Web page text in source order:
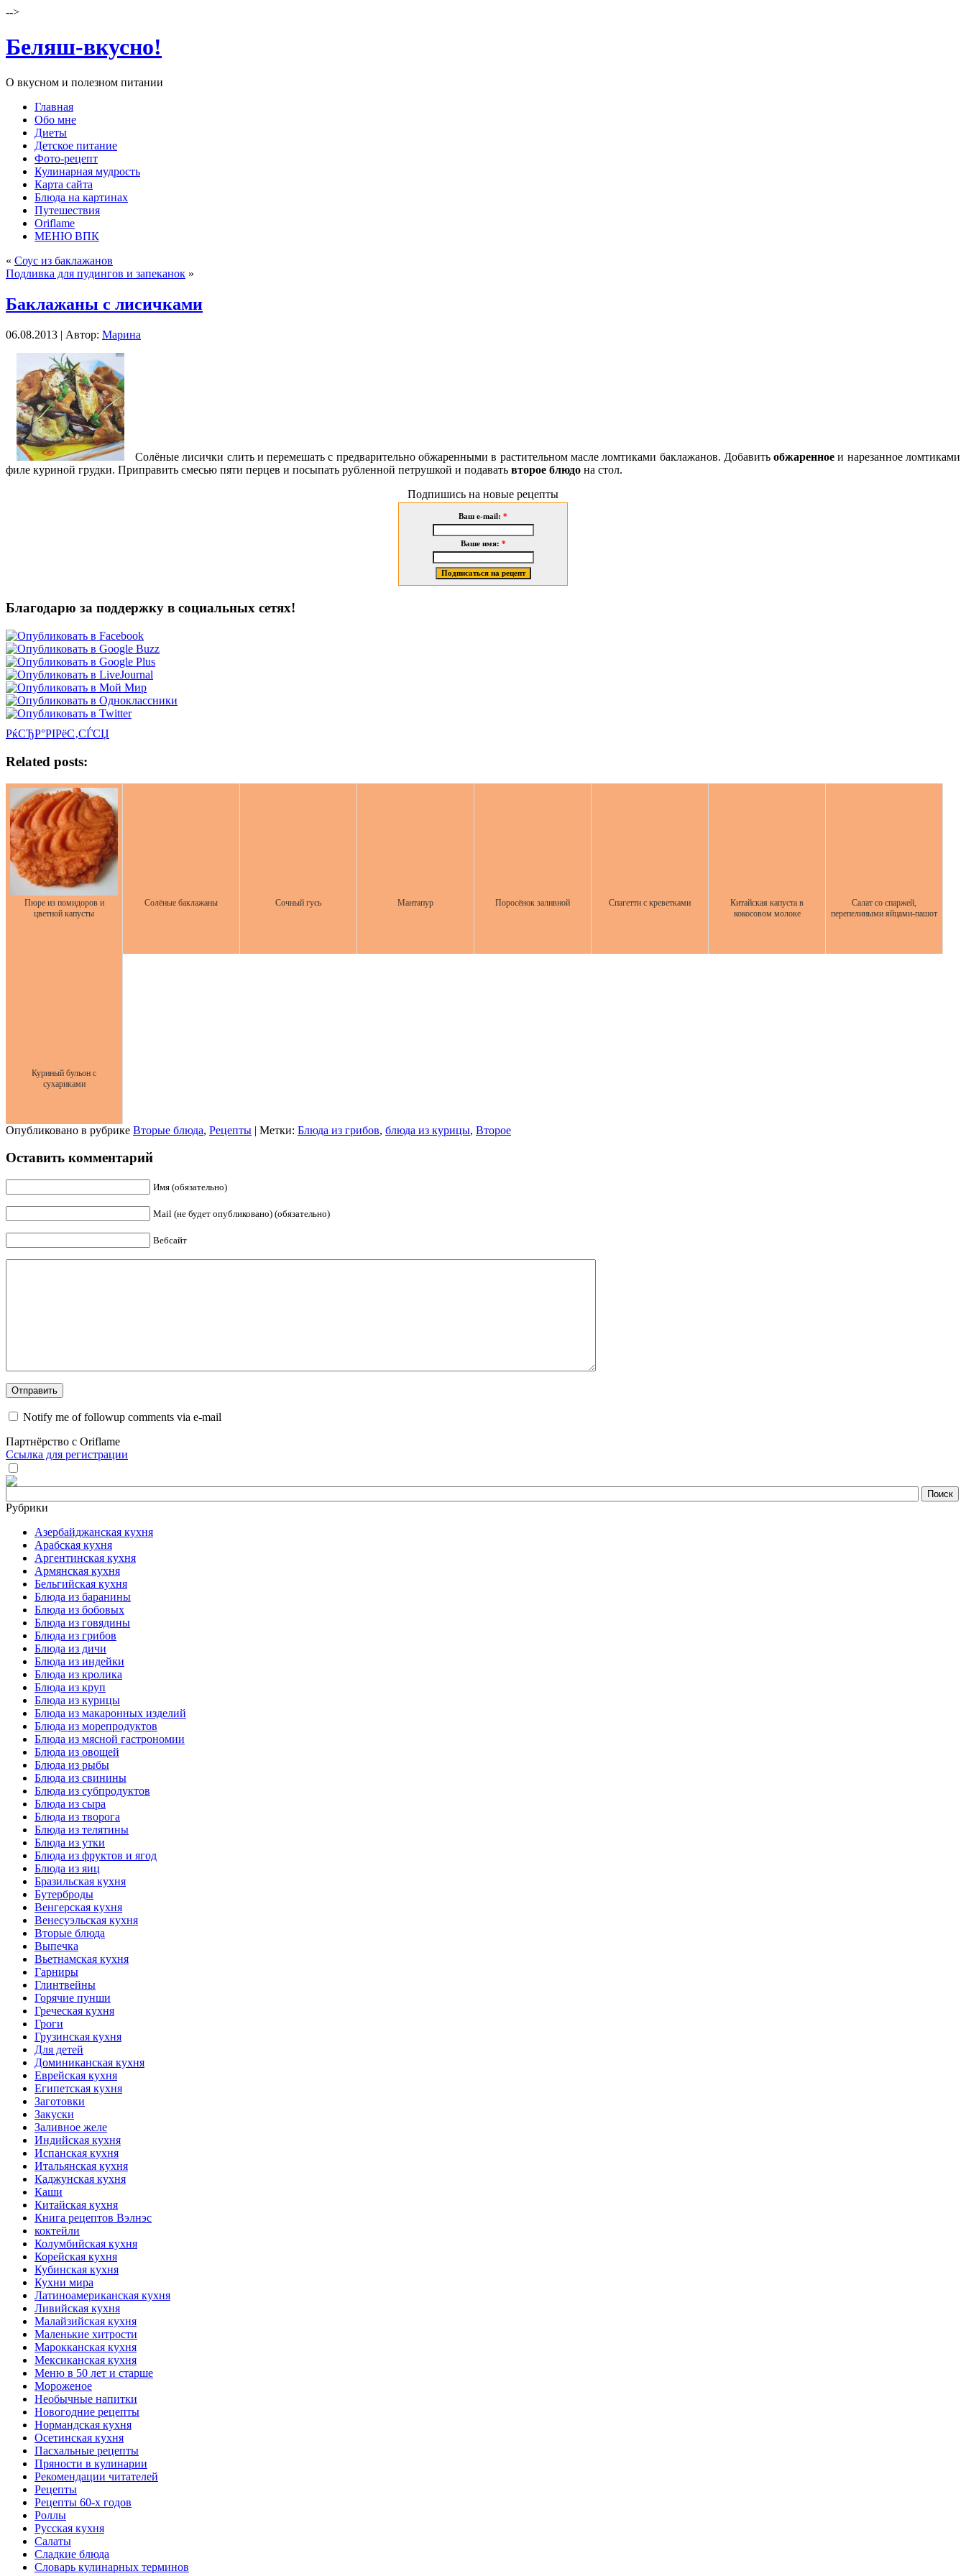
-->
Беляш-вкусно!
О вкусном и полезном питании
Главная
Обо мне
Диеты
Детское питание
Фото-рецепт
Кулинарная мудрость
Карта сайта
Блюда на картинах
Путешествия
Oriflame
МЕНЮ ВПК
« Соус из баклажанов
Подливка для пудингов и запеканок »
Баклажаны с лисичками
06.08.2013 | Автор: Марина
Солёные лисички слить и перемешать с предварительно обжаренными в растительном масле ломтиками баклажанов. Добавитьобжаренное и нарезанное ломтиками
филе куриной грудки. Приправить смесью пяти перцев и посыпать рубленной петрушкой и подавать второе блюдо на стол.
Подпишись на новые рецепты
Ваш e-mail: *
Ваше имя: *
Благодарю за поддержку в социальных сетях!
РќСЂР°РІРёС‚СЃСЏ
Related posts:
Пюре из помидоров и
цветной капусты
Солёные баклажаны Сочный гусь Мантапур Поросёнок заливной Спагетти с креветками
Китайская капуста в
кокосовом молоке
Салат со спаржей,
перепелиными яйцами-пашот
Куриный бульон с
сухариками
Опубликовано в рубрике Вторые блюда, Рецепты | Метки: Блюда из грибов, блюда из курицы, Второе
Оставить комментарий
Имя (обязательно)
Mail (не будет опубликовано) (обязательно)
Вебсайт
Notify me of followup comments via e-mail
Партнёрство с Oriflame
Ссылка для регистрации
Рубрики
Азербайджанская кухня
Арабская кухня
Аргентинская кухня
Армянская кухня
Бельгийская кухня
Блюда из баранины
Блюда из бобовых
Блюда из говядины
Блюда из грибов
Блюда из дичи
Блюда из индейки
Блюда из кролика
Блюда из круп
Блюда из курицы
Блюда из макаронных изделий
Блюда из морепродуктов
Блюда из мясной гастрономии
Блюда из овощей
Блюда из рыбы
Блюда из свинины
Блюда из субпродуктов
Блюда из сыра
Блюда из творога
Блюда из телятины
Блюда из утки
Блюда из фруктов и ягод
Блюда из яиц
Бразильская кухня
Бутерброды
Венгерская кухня
Венесуэльская кухня
Вторые блюда
Выпечка
Вьетнамская кухня
Гарниры
Глинтвейны
Горячие пунши
Греческая кухня
Гроги
Грузинская кухня
Для детей
Доминиканская кухня
Еврейская кухня
Египетская кухня
Заготовки
Закуски
Заливное желе
Индийская кухня
Испанская кухня
Итальянская кухня
Каджунская кухня
Каши
Китайская кухня
Книга рецептов Вэлнэс
коктейли
Колумбийская кухня
Корейская кухня
Кубинская кухня
Кухни мира
Латиноамериканская кухня
Ливийская кухня
Малайзийская кухня
Маленькие хитрости
Марокканская кухня
Мексиканская кухня
Меню в 50 лет и старше
Мороженое
Необычные напитки
Новогодние рецепты
Нормандская кухня
Осетинская кухня
Пасхальные рецепты
Пряности в кулинарии
Рекомендации читателей
Рецепты
Рецепты 60-х годов
Роллы
Русская кухня
Салаты
Сладкие блюда
Словарь кулинарных терминов